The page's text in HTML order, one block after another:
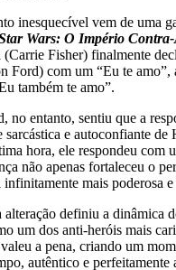
inesquecível vem de uma
Wars: O Império
(Carrie Fisher) finalmente
Ford) com um “Eu te amo”,
também te amo”.
no entanto, sentiu que a
sarcástica e autoconfiante de
hora, ele respondeu com
não apenas fortaleceu o
infinitamente mais poderosa
alteração definiu a dinâmica
um dos anti-heróis mais
a pena, criando um
autêntico e perfeitamente